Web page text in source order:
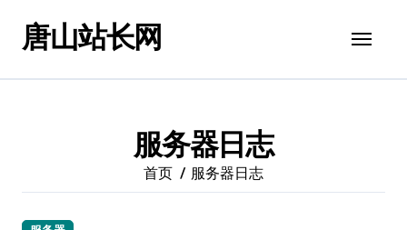
唐山站长网
服务器日志
首页 服务器日志